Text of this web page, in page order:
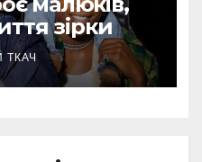
зірки
ТКАЧ